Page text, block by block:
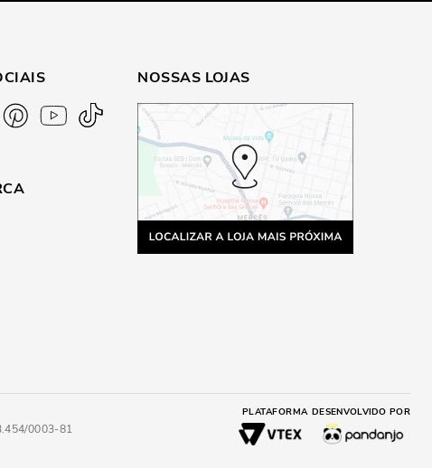
NOSSAS LOJAS
0003-81
PLATAFORMA DESENVOLVIDO POR